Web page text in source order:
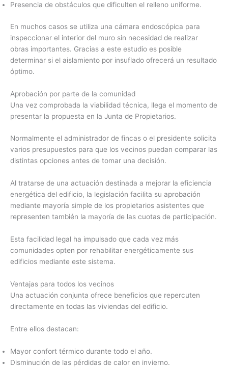
Presencia de obstáculos que dificulten el relleno uniforme.
En muchos casos se utiliza una cámara endoscópica para
inspeccionar el interior del muro sin necesidad de realizar
obras importantes. Gracias a este estudio es posible
determinar si el aislamiento por insuflado ofrecerá un resultado
óptimo.
Aprobación por parte de la comunidad
Una vez comprobada la viabilidad técnica, llega el momento de
presentar la propuesta en la Junta de Propietarios.
Normalmente el administrador de fincas o el presidente solicita
varios presupuestos para que los vecinos puedan comparar las
distintas opciones antes de tomar una decisión.
Al tratarse de una actuación destinada a mejorar la eficiencia
energética del edificio, la legislación facilita su aprobación
mediante mayoría simple de los propietarios asistentes que
representen también la mayoría de las cuotas de participación.
Esta facilidad legal ha impulsado que cada vez más
comunidades opten por rehabilitar energéticamente sus
edificios mediante este sistema.
Ventajas para todos los vecinos
Una actuación conjunta ofrece beneficios que repercuten
directamente en todas las viviendas del edificio.
Entre ellos destacan:
Mayor confort térmico durante todo el año.
Disminución de las pérdidas de calor en invierno.